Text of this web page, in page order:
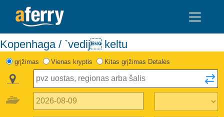
Kopenhaga / `vedij keltu
grįžimas Vienas kryptis Kitas grįžimas Detalės